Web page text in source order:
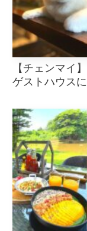
【チェンマイ
ゲストハウス